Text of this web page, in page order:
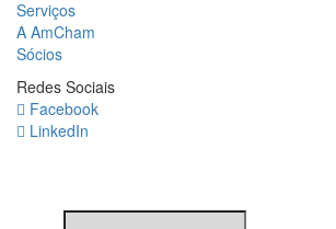
Serviços
A AmCham
Sócios
Redes Sociais
Facebook
LinkedIn